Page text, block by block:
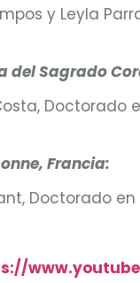
y Leyla
del Sagrado
Doctorado
Francia:
Doctorado